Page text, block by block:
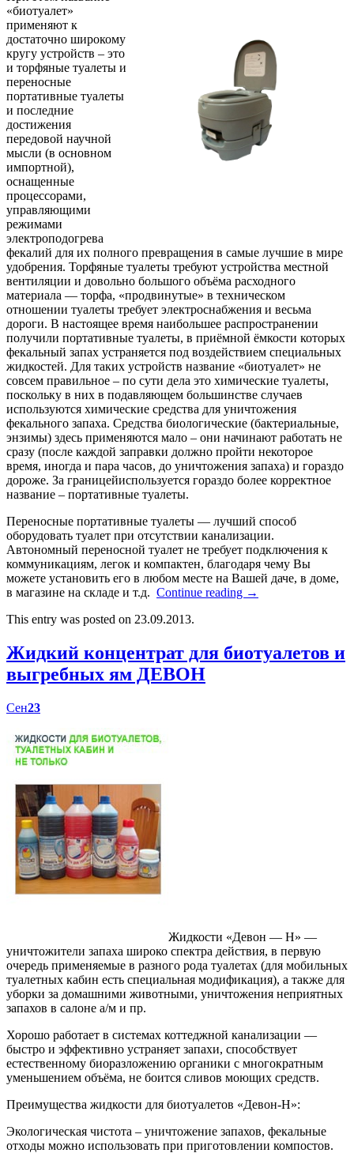
«биотуалет»
применяют к
достаточно широкому
кругу устройств – это
и торфяные туалеты и
переносные
портативные туалеты
и последние
достижения
передовой научной
мысли (в основном
импортной),
оснащенные
процессорами,
управляющими
режимами
электроподогрева
фекалий для их полного превращения в самые лучшие в мире
удобрения. Торфяные туалеты требуют устройства местной
вентиляции и довольно большого объёма расходного
материала — торфа, «продвинутые» в техническом
отношении туалеты требует электроснабжения и весьма
дороги. В настоящее время наибольшее распространении
получили портативные туалеты, в приёмной ёмкости которых
фекальный запах устраняется под воздействием специальных
жидкостей. Для таких устройств название «биотуалет» не
совсем правильное – по сути дела это химические туалеты,
поскольку в них в подавляющем большинстве случаев
используются химические средства для уничтожения
фекального запаха. Средства биологические (бактериальные,
энзимы) здесь применяются мало – они начинают работать не
сразу (после каждой заправки должно пройти некоторое
время, иногда и пара часов, до уничтожения запаха) и гораздо
дороже. За границейиспользуется гораздо более корректное
название – портативные туалеты.
Переносные портативные туалеты — лучший способ
оборудовать туалет при отсутствии канализации.
Автономный переносной туалет не требует подключения к
коммуникациям, легок и компактен, благодаря чему Вы
можете установить его в любом месте на Вашей даче, в доме,
в магазине на складе и т.д. Continue reading →
This entry was posted on 23.09.2013.
Жидкий концентрат для биотуалетов и
выгребных ям ДЕВОН
Сен23
Жидкости «Девон — Н» —
уничтожители запаха широко спектра действия, в первую
очередь применяемые в разного рода туалетах (для мобильных
туалетных кабин есть специальная модификация), а также для
уборки за домашними животными, уничтожения неприятных
запахов в салоне а/м и пр.
Хорошо работает в системах коттеджной канализации —
быстро и эффективно устраняет запахи, способствует
естественному биоразложению органики с многократным
уменьшением объёма, не боится сливов моющих средств.
Преимущества жидкости для биотуалетов «Девон-Н»:
Экологическая чистота – уничтожение запахов, фекальные
отходы можно использовать при приготовлении компостов.